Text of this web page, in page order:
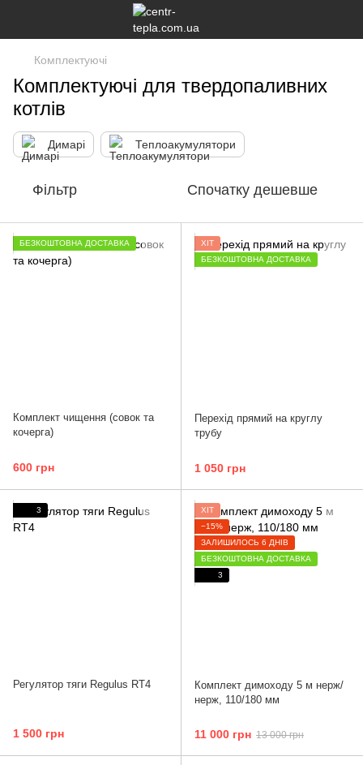
Комплектуючі
Комплектуючі для твердопаливних
котлів
Димарі Теплоакумулятори
Фільтр Спочатку дешевше
БЕЗКОШТОВНА ДОСТАВКА
Комплект чищення (совок та
кочерга)
600 грн
ХІТ
БЕЗКОШТОВНА ДОСТАВКА
Перехід прямий на круглу
трубу
1 050 грн
3
Регулятор тяги Regulus RT4
1 500 грн
ХІТ
−15%
ЗАЛИШИЛОСЬ 6 ДНІВ
БЕЗКОШТОВНА ДОСТАВКА
3
Комплект димоходу 5 м нерж/
нерж, 110/180 мм
11 000 грн 13 000 грн